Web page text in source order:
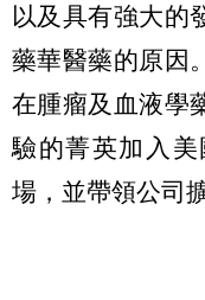
以及具有強大的
藥華醫藥的原因
在腫瘤及血液學
驗的菁英加入
場，並帶領公司